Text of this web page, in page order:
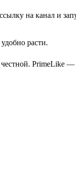
на канал и
расти.
PrimeLike